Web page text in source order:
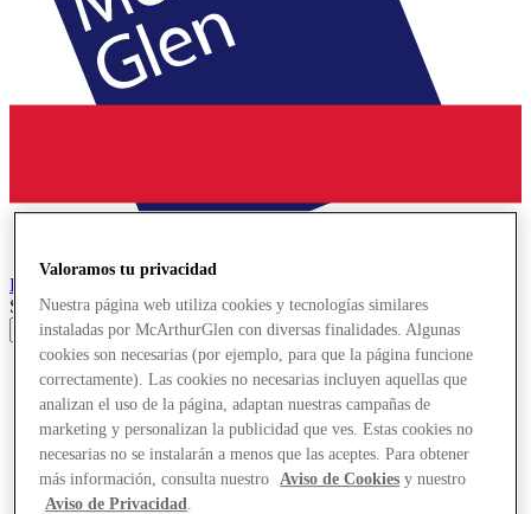
Bridgend
Designer Outlet
Search input
Tiendas
Planifica tu visita
¿Qué pasa?
Comer y beber
Servicios
Tarjetas regalo
Valoramos tu privacidad
Nuestra página web utiliza cookies y tecnologías similares
instaladas por McArthurGlen con diversas finalidades. Algunas
cookies son necesarias (por ejemplo, para que la página funcione
correctamente). Las cookies no necesarias incluyen aquellas que
analizan el uso de la página, adaptan nuestras campañas de
marketing y personalizan la publicidad que ves. Estas cookies no
necesarias no se instalarán a menos que las aceptes. Para obtener
más información, consulta nuestro
Aviso de Cookies y nuestro
Aviso de Privacidad